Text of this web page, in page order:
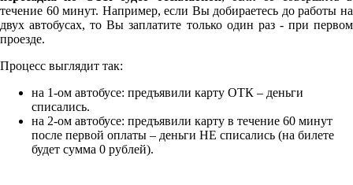
течение 60 минут. Например, если Вы добираетесь до работы на
двух автобусах, то Вы заплатите только один раз - при первом
проезде.
Процесс выглядит так:
на 1-ом автобусе: предъявили карту ОТК – деньги
списались.
на 2-ом автобусе: предъявили карту в течение 60 минут
после первой оплаты – деньги НЕ списались (на билете
будет сумма 0 рублей).